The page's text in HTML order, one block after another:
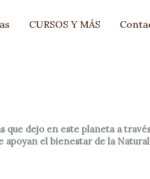
CURSOS Y MÁS
que dejo en este planeta a
el bienestar de la